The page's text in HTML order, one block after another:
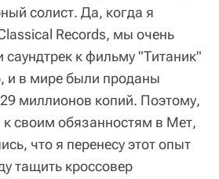
солист. Да, когда я
Records, мы очень
к фильму "Титаник"
и в мире были проданы
миллионов копий. Поэтому,
к своим обязанностям в Мет,
что я перенесу этот опыт
тащить кроссовер